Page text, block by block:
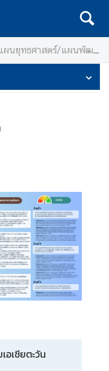
ผนยุทธศาสตร์/แผนพัฒนาหน่วยงาน
อเชียตะวัน